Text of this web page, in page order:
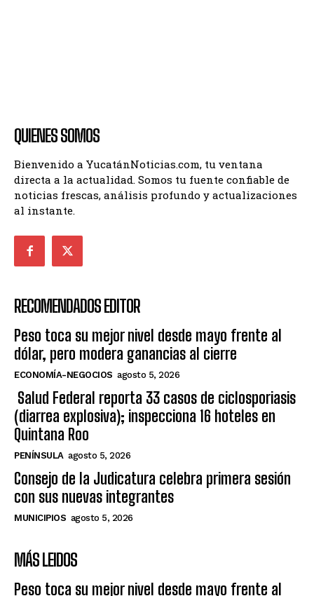
QUIENES SOMOS
Bienvenido a YucatánNoticias.com, tu ventana
directa a la actualidad. Somos tu fuente confiable de
noticias frescas, análisis profundo y actualizaciones
al instante.
RECOMENDADOS EDITOR
Peso toca su mejor nivel desde mayo frente al
dólar, pero modera ganancias al cierre
ECONOMÍA-NEGOCIOS agosto 5, 2026
Salud Federal reporta 33 casos de ciclosporiasis
(diarrea explosiva); inspecciona 16 hoteles en
Quintana Roo
PENÍNSULA agosto 5, 2026
Consejo de la Judicatura celebra primera sesión
con sus nuevas integrantes
MUNICIPIOS agosto 5, 2026
MÁS LEIDOS
Peso toca su mejor nivel desde mayo frente al